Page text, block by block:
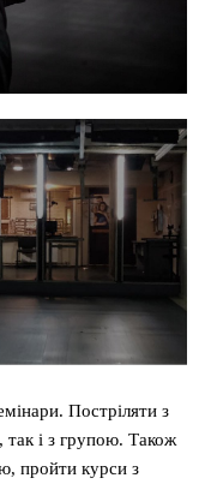
Постріляти з
так і з групою. Також
пройти курси з